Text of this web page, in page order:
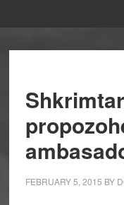
FEBRUARY 5, 2015 BY